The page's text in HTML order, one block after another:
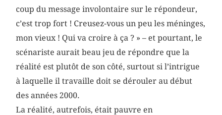
coup du message involontaire sur le répondeur,
c’est trop fort ! Creusez-vous un peu les méninges,
mon vieux ! Qui va croire à ça ? » – et pourtant, le
scénariste aurait beau jeu de répondre que la
réalité est plutôt de son côté, surtout si l’intrigue
à laquelle il travaille doit se dérouler au début
des années 2000.
La réalité, autrefois, était pauvre en